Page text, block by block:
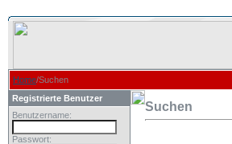
Home/Suchen
Registrierte Benutzer
Benutzername:
Passwort:
Suchen